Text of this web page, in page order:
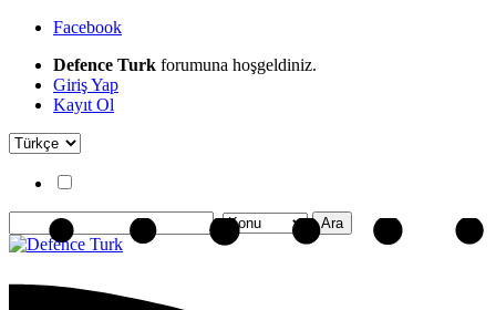
Facebook
Defence Turk forumuna hoşgeldiniz.
Giriş Yap
Kayıt Ol